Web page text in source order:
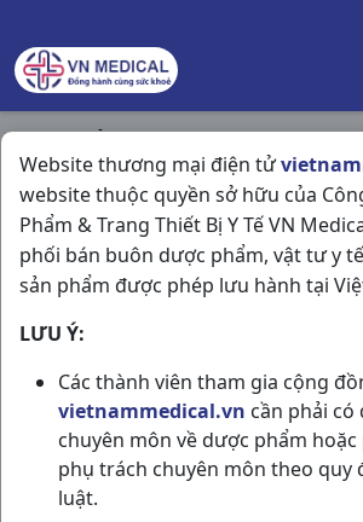
Website thương mại điện tử
website thuộc quyền sở hữu của
Phẩm & Trang Thiết Bị Y Tế VN
phối bán buôn dược phẩm, vật tư y
sản phẩm được phép lưu hành tại
LƯU Ý:
Các thành viên tham gia cộng
vietnammedical.vn cần phải
chuyên môn về dược phẩm
phụ trách chuyên môn theo quy
luật.
Trang chủ / Tiêu Hóa - Gan - Mật -
Bisacodyl Dhg H100vn DHG Pharma